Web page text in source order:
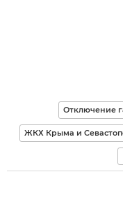
Отключение
ЖКХ Крыма и